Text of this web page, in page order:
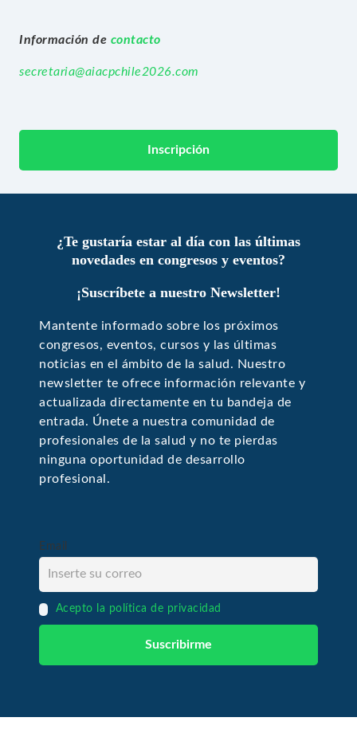
Información de contacto
secretaria@aiacpchile2026.com
Inscripción
¿Te gustaría estar al día con las últimas
novedades en congresos y eventos?
¡Suscríbete a nuestro Newsletter!
Mantente informado sobre los próximos
congresos, eventos, cursos y las últimas
noticias en el ámbito de la salud. Nuestro
newsletter te ofrece información relevante y
actualizada directamente en tu bandeja de
entrada. Únete a nuestra comunidad de
profesionales de la salud y no te pierdas
ninguna oportunidad de desarrollo
profesional.
Email
Acepto la política de privacidad